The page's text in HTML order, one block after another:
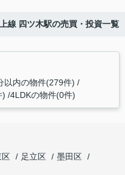
線 四ツ木駅の売買・投資一覧
以内の物件(279件)
) 4LDKの物件(0件)
区 足立区
墨田区